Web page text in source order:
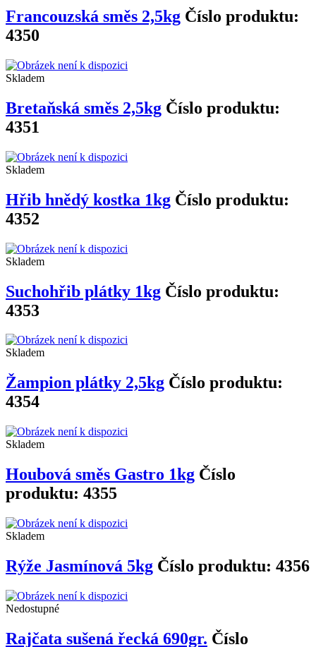
Francouzská směs 2,5kg Číslo produktu:
4350
Skladem
Bretaňská směs 2,5kg Číslo produktu:
4351
Skladem
Hřib hnědý kostka 1kg Číslo produktu:
4352
Skladem
Suchohřib plátky 1kg Číslo produktu:
4353
Skladem
Žampion plátky 2,5kg Číslo produktu:
4354
Skladem
Houbová směs Gastro 1kg Číslo
produktu: 4355
Skladem
Rýže Jasmínová 5kg Číslo produktu: 4356
Nedostupné
Rajčata sušená řecká 690gr. Číslo